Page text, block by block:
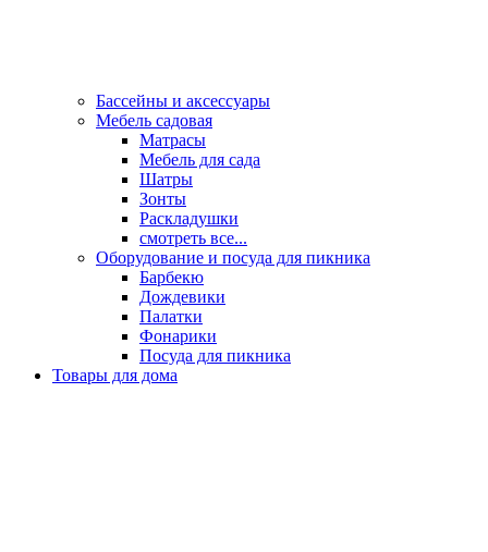
Бассейны и аксессуары
Мебель садовая
Матрасы
Мебель для сада
Шатры
Зонты
Раскладушки
смотреть все...
Оборудование и посуда для пикника
Барбекю
Дождевики
Палатки
Фонарики
Посуда для пикника
Товары для дома